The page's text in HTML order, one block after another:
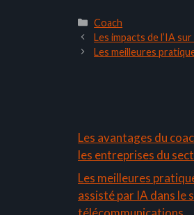
Catégories
Coach
Les impacts de l’IA
Les meilleures
Les avantages du
les entreprises du
Les meilleures
assisté par IA dans le